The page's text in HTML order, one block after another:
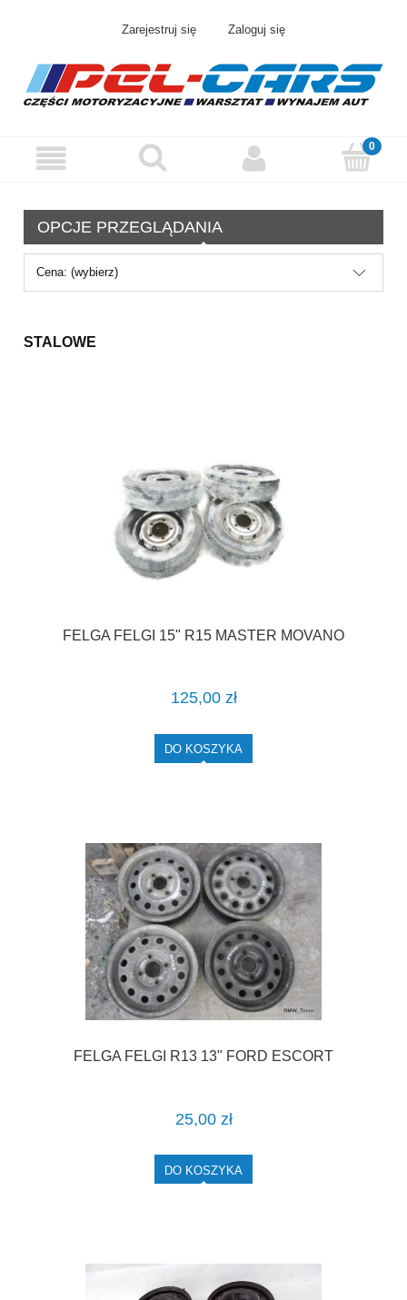
Zarejestruj się Zaloguj się
OPCJE PRZEGLĄDANIA
Cena: (wybierz)
STALOWE
FELGA FELGI 15" R15 MASTER MOVANO
125,00 zł
DO KOSZYKA
FELGA FELGI R13 13" FORD ESCORT
25,00 zł
DO KOSZYKA